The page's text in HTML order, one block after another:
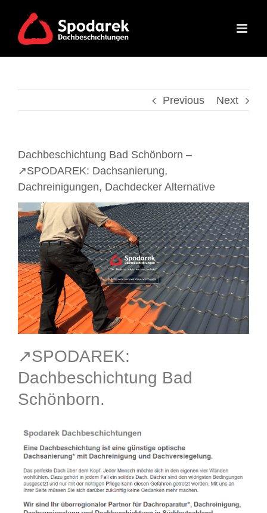
content
Previous Next
Dachbeschichtung Bad Schönborn –
↗️SPODAREK: Dachsanierung,
Dachreinigungen, Dachdecker Alternative
↗️SPODAREK:
Dachbeschichtung Bad
Schönborn.